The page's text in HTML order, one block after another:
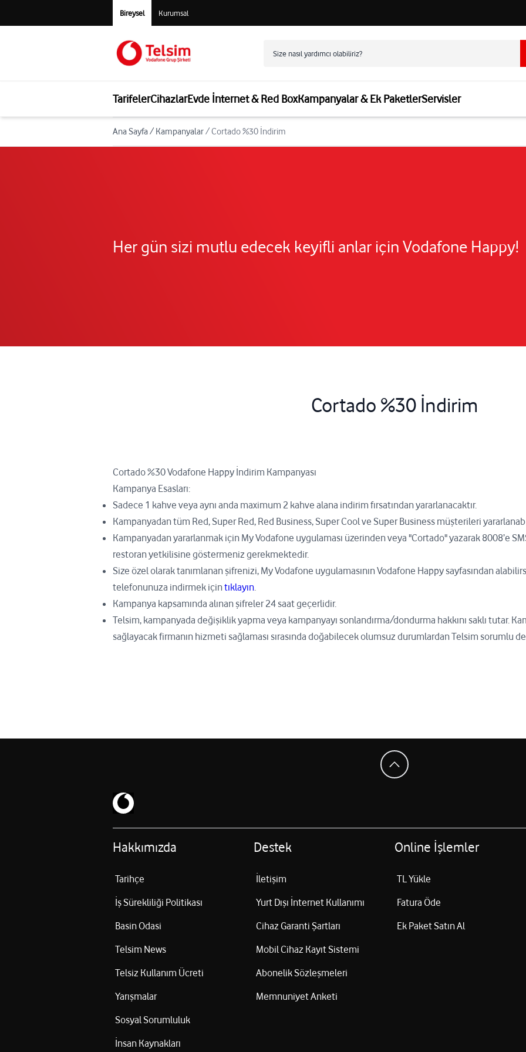
Bireysel Kurumsal
TarifelerCihazlarEvde İnternet & Red BoxKampanyalar & Ek PaketlerServisler
Ana Sayfa/ Kampanyalar/Cortado %30 İndirim
Her gün sizi mutlu edecek keyifli anlar için Vodafone Happy!
Cortado %30 İndirim
Cortado %30 Vodafone Happy İndirim Kampanyası
Kampanya Esasları:
Sadece 1 kahve veya aynı anda maximum 2 kahve alana indirim fırsatından yararlanacaktır.
Kampanyadan tüm Red, Super Red, Red Business, Super Cool ve Super Business müşterileri
Kampanyadan yararlanmak için My Vodafone uygulaması üzerinden veya "Cortado" yazarak 8008’e
restoran yetkilisine göstermeniz gerekmektedir.
Size özel olarak tanımlanan şifrenizi, My Vodafone uygulamasının Vodafone Happy sayfasından
telefonunuza indirmek için tıklayın.
Kampanya kapsamında alınan şifreler 24 saat geçerlidir.
Telsim, kampanyada değişiklik yapma veya kampanyayı sonlandırma/dondurma hakkını saklı tutar.
sağlayacak firmanın hizmeti sağlaması sırasında doğabilecek olumsuz durumlardan Telsim sorumlu
Hakkımızda
Tarihçe
İş Sürekliliği Politikası
Basin Odasi
Telsim News
Telsiz Kullanım Ücreti
Yarışmalar
Sosyal Sorumluluk
İnsan Kaynakları
Destek
İletişim
Yurt Dışı İnternet Kullanımı
Cihaz Garanti Şartları
Mobil Cihaz Kayıt Sistemi
Abonelik Sözleşmeleri
Memnuniyet Anketi
Online İşlemler
TL Yükle
Fatura Öde
Ek Paket Satın Al